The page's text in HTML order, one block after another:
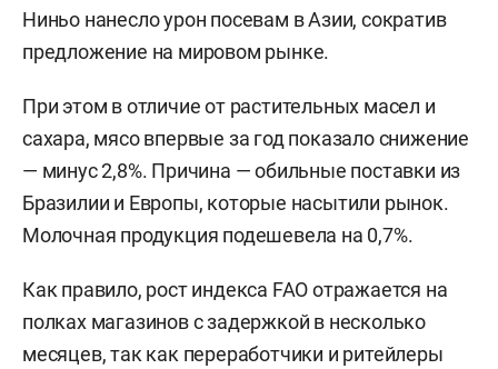
Ниньо нанесло урон посевам в Азии, сократив
предложение на мировом рынке.
При этом в отличие от растительных масел и
сахара, мясо впервые за год показало снижение
— минус 2,8%. Причина — обильные поставки из
Бразилии и Европы, которые насытили рынок.
Молочная продукция подешевела на 0,7%.
Как правило, рост индекса FAO отражается на
полках магазинов с задержкой в несколько
месяцев, так как переработчики и ритейлеры